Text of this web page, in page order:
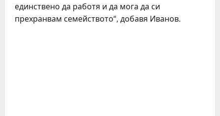
единствено да работя и да мога да си
прехранвам семейството“, добавя Иванов.